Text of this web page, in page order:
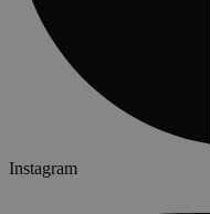
Instagram